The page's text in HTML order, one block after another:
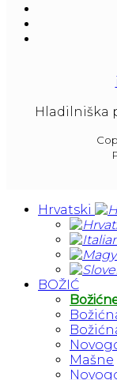
Hladilniška
Hrvatski
BOŽIĆ
Mašne